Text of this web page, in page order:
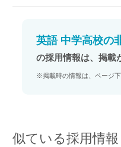
英語 中学高校の
の採用情報は、掲載
※掲載時の情報は、ページ下
似ている採用情報